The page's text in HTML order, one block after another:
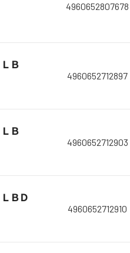
4960652807678
Ｂ
4960652712897
Ｂ
4960652712903
ＢＤ
4960652712910